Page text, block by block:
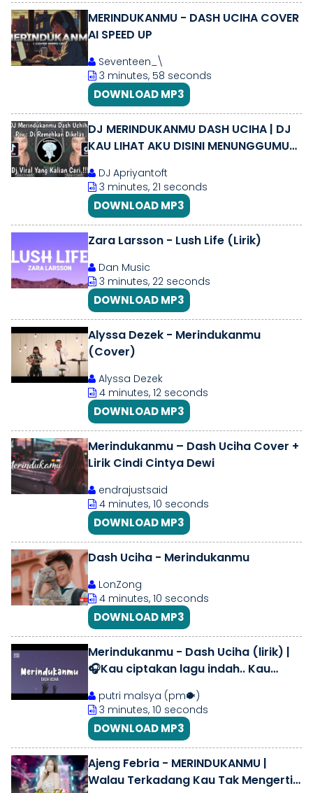
MERINDUKANMU - DASH UCIHA COVER
AI SPEED UP
Seventeen_\
3 minutes, 58 seconds
DOWNLOAD MP3
DJ MERINDUKANMU DASH UCIHA | DJ
KAU LIHAT AKU DISINI MENUNGGUMU
DJ Apriyantoft
3 minutes, 21 seconds
DOWNLOAD MP3
Zara Larsson - Lush Life (Lirik)
Dan Music
3 minutes, 22 seconds
DOWNLOAD MP3
Alyssa Dezek - Merindukanmu
(Cover)
Alyssa Dezek
4 minutes, 12 seconds
DOWNLOAD MP3
Merindukanmu – Dash Uciha Cover +
Lirik Cindi Cintya Dewi
endrajustsaid
4 minutes, 10 seconds
DOWNLOAD MP3
Dash Uciha - Merindukanmu
LonZong
4 minutes, 10 seconds
DOWNLOAD MP3
Merindukanmu - Dash Uciha (lirik) |
🎧Kau ciptakan lagu indah.. Kau
senyum semanis buah..
putri malsya (pm🐡)
3 minutes, 10 seconds
DOWNLOAD MP3
Ajeng Febria - MERINDUKANMU |
Walau Terkadang Kau Tak Mengerti -